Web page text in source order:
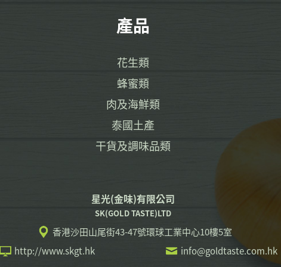
產品
花生類
蜂蜜類
肉及海鮮類
泰國土產
干貨及調味品類
星光(金味)有限公司
SK(GOLD TASTE)LTD
香港沙田山尾街43-47號環球工業中心10樓5室
http://www.skgt.hk info@goldtaste.com.hk